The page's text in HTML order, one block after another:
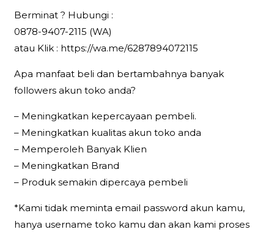
Berminat ? Hubungi :
0878-9407-2115 (WA)
atau Klik : https://wa.me/6287894072115
Apa manfaat beli dan bertambahnya banyak
followers akun toko anda?
– Meningkatkan kepercayaan pembeli.
– Meningkatkan kualitas akun toko anda
– Memperoleh Banyak Klien
– Meningkatkan Brand
– Produk semakin dipercaya pembeli
*Kami tidak meminta email password akun kamu,
hanya username toko kamu dan akan kami proses